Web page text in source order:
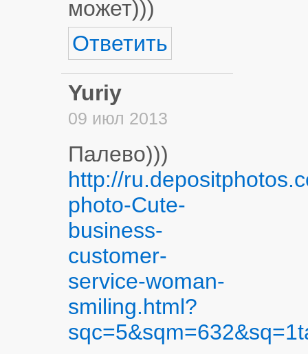
может)))
Ответить
Yuriy
09 июл 2013
Палево)))
http://
photo-Cute-
business-
customer-
service-woman-
smiling.html?